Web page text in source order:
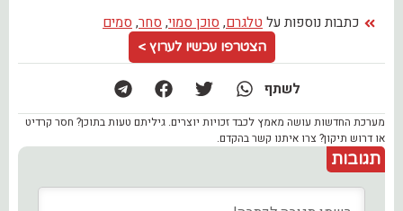
כתבות נוספות על טלגרם, סוכן סמוי, סחר, סמים
הצטרפו עכשיו לערוץ >
לשתף
מערכת החדשות עושה מאמץ לכבד זכויות יוצרים. גיליתם טעות בתוכן? חסר קרדיט
או דרוש תיקון? צרו איתנו קשר בהקדם.
תגובות